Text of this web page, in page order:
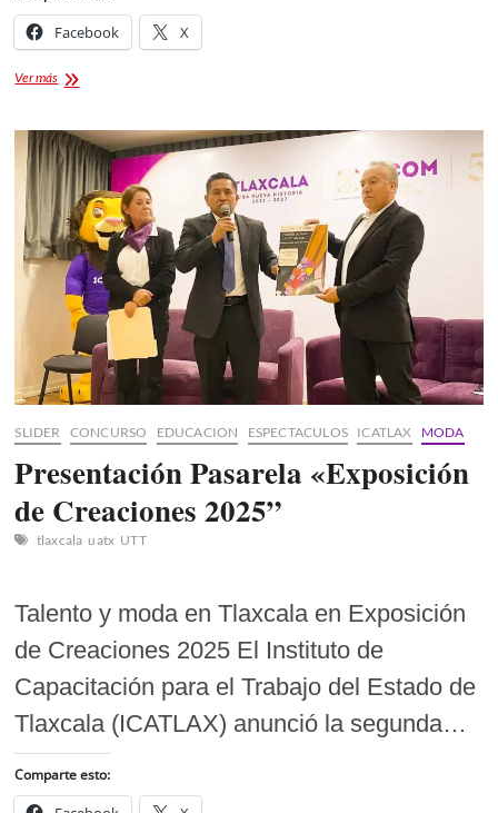
Facebook X
Ver másPresentan
de
Actividades
por
los
500
años
de
la
Fundación
de
Tlaxcala
SLIDER CONCURSO EDUCACION ESPECTACULOS ICATLAX MODA
Presentación Pasarela «Exposición
de Creaciones 2025”
tlaxcala uatx UTT
Talento y moda en Tlaxcala en Exposición
de Creaciones 2025 El Instituto de
Capacitación para el Trabajo del Estado de
Tlaxcala (ICATLAX) anunció la segunda…
Comparte esto: